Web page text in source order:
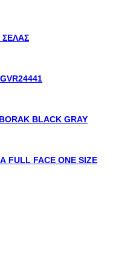
ΣΕΛΑΣ
BLACK GRAY
FULL FACE ONE SIZE